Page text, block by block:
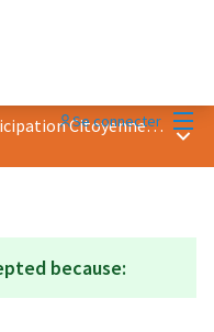
Se connecter
Prix &quot;Bonne Pratique en Participation Citoyenne&quot; 2021
because: